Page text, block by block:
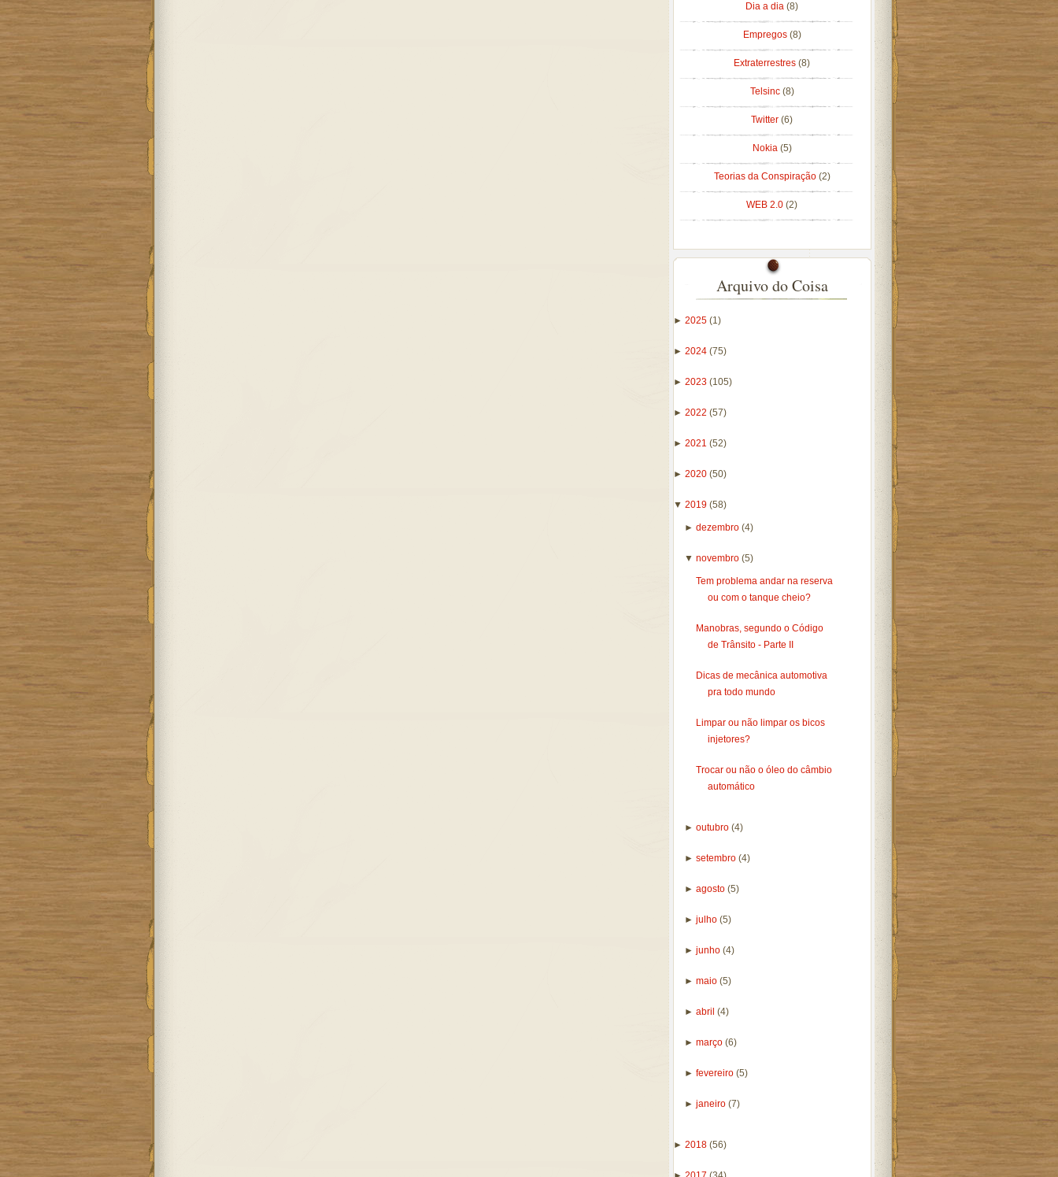
Dia a dia (8)
Empregos (8)
Extraterrestres (8)
Telsinc (8)
Twitter (6)
Nokia (5)
Teorias da Conspiração (2)
WEB 2.0 (2)
Arquivo do Coisa
► 2025 (1)
► 2024 (75)
► 2023 (105)
► 2022 (57)
► 2021 (52)
► 2020 (50)
▼ 2019 (58)
► dezembro (4)
▼ novembro (5)
Tem problema andar na reserva
ou com o tanque cheio?
Manobras, segundo o Código
de Trânsito - Parte II
Dicas de mecânica automotiva
pra todo mundo
Limpar ou não limpar os bicos
injetores?
Trocar ou não o óleo do câmbio
automático
► outubro (4)
► setembro (4)
► agosto (5)
► julho (5)
► junho (4)
► maio (5)
► abril (4)
► março (6)
► fevereiro (5)
► janeiro (7)
► 2018 (56)